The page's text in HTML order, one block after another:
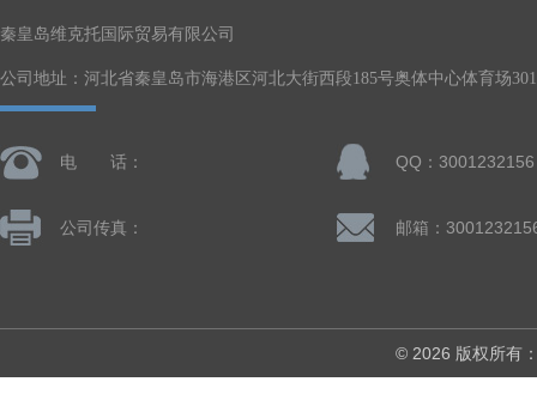
秦皇岛维克托国际贸易有限公司
公司地址：河北省秦皇岛市海港区河北大街西段185号奥体中心体育场
电 话： QQ：3001232156
公司传真： 邮箱：
© 2026 版权所有